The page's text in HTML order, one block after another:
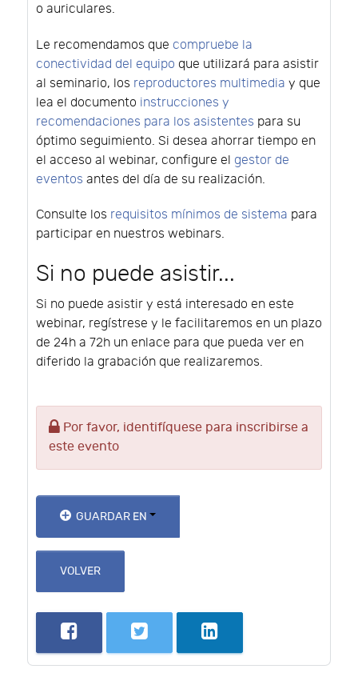
o auriculares.
Le recomendamos que compruebe la
conectividad del equipo que utilizará para asistir
al seminario, los reproductores multimedia y que
lea el documento instrucciones y
recomendaciones para los asistentes para su
óptimo seguimiento. Si desea ahorrar tiempo en
el acceso al webinar, configure el gestor de
eventos antes del día de su realización.
Consulte los requisitos mínimos de sistema para
participar en nuestros webinars.
Si no puede asistir...
Si no puede asistir y está interesado en este
webinar, regístrese y le facilitaremos en un plazo
de 24h a 72h un enlace para que pueda ver en
diferido la grabación que realizaremos.
Por favor, identifíquese para inscribirse a
este evento
GUARDAR EN
VOLVER